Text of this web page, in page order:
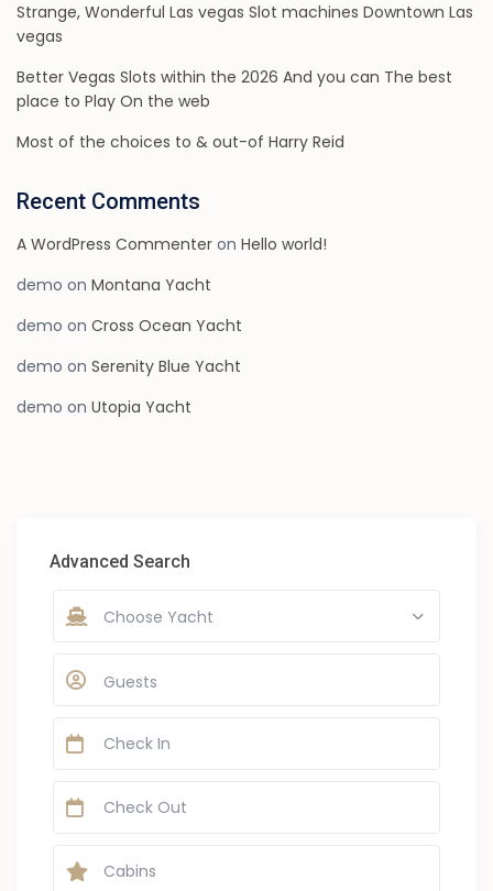
Strange, Wonderful Las vegas Slot machines Downtown Las
vegas
Better Vegas Slots within the 2026 And you can The best
place to Play On the web
Most of the choices to & out-of Harry Reid
Recent Comments
A WordPress Commenter onHello world!
demo onMontana Yacht
demo onCross Ocean Yacht
demo onSerenity Blue Yacht
demo onUtopia Yacht
Advanced Search
Choose Yacht
Guests